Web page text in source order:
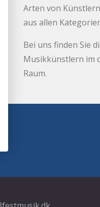
Arten von
aus allen
Bei uns finden Sie
Musikkünstlern im
Raum.